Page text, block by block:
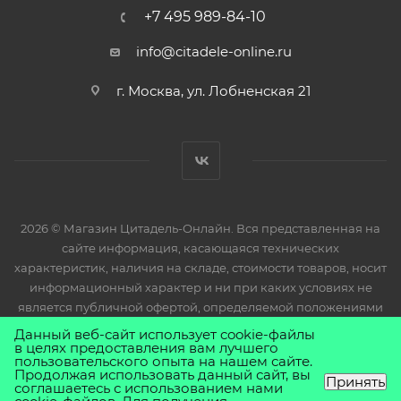
+7 495 989-84-10
info@citadele-online.ru
г. Москва, ул. Лобненская 21
2026 © Магазин Цитадель-Онлайн. Вся представленная на
сайте информация, касающаяся технических
характеристик, наличия на складе, стоимости товаров, носит
информационный характер и ни при каких условиях не
является публичной офертой, определяемой положениями
Статьи 437(2) Гражданского кодекса РФ.
Данный веб-сайт использует cookie-файлы
в целях предоставления вам лучшего
пользовательского опыта на нашем сайте.
Продолжая использовать данный сайт, вы
соглашаетесь с использованием нами Принять